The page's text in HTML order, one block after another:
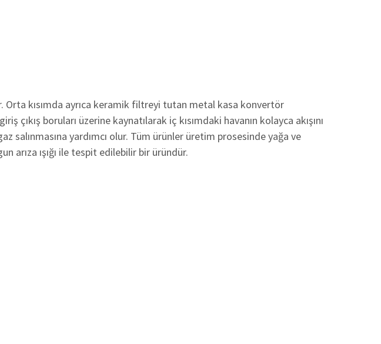
kısımda ayrıca keramik filtreyi tutan metal kasa konvertör
çıkış boruları üzerine kaynatılarak iç kısımdaki havanın kolayca akışını
yardımcı olur. Tüm ürünler üretim prosesinde yağa ve
arıza ışığı ile tespit edilebilir bir üründür.